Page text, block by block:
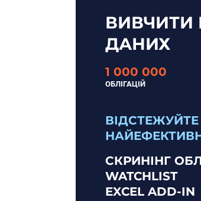
ВИВЧИТИ
ДАНИХ
1 000 000
ОБЛІГАЦІЙ
СКРИНІНГ
WATCHLIST
EXCEL ADD-IN